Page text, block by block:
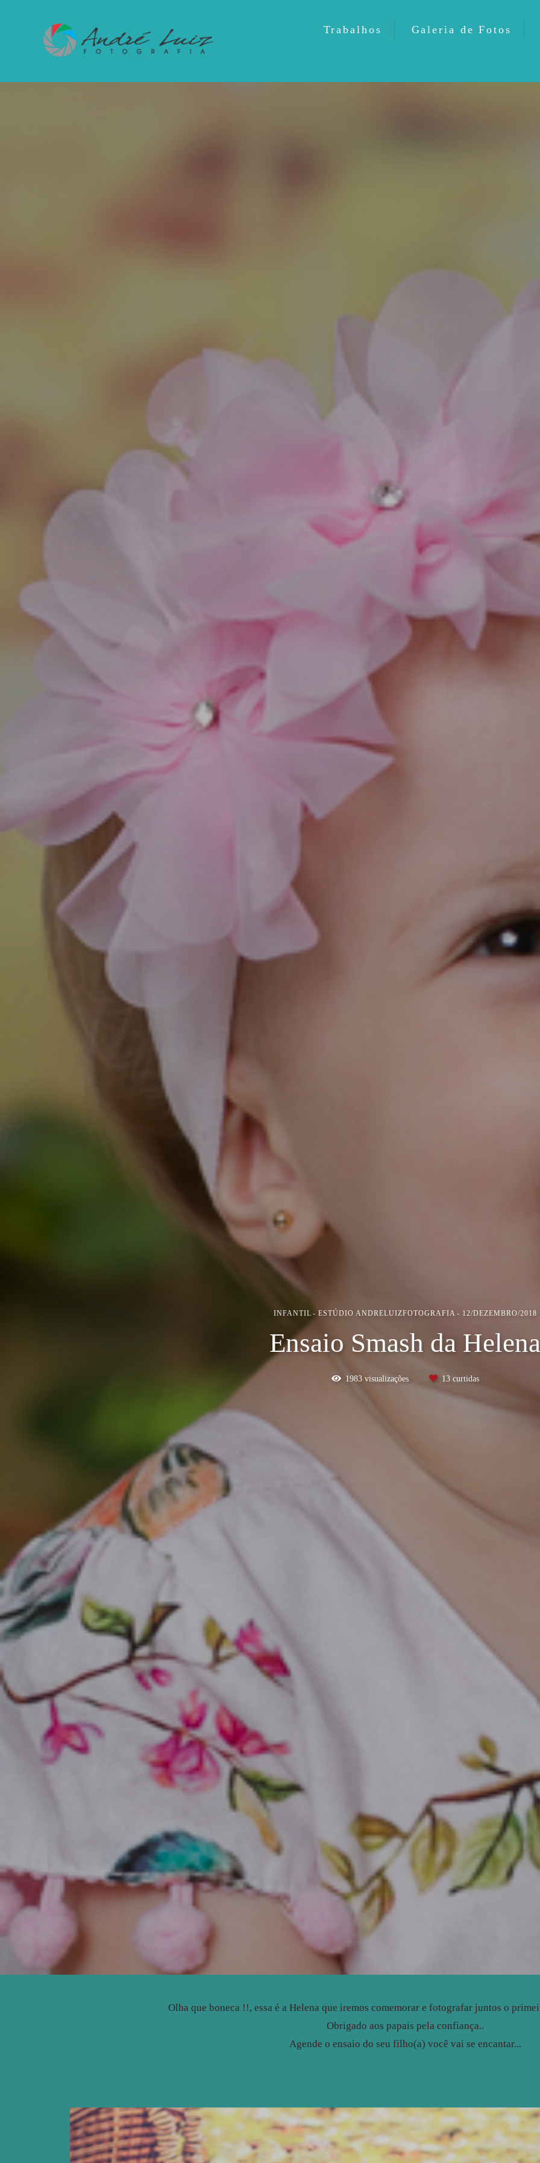
Trabalhos Galeria de Fotos
INFANTIL ESTÚDIO ANDRELUIZFOTOGRAFIA 12/DEZEMBRO/2018
Ensaio Smash da Helena
1983visualizações 13curtidas
Olha que boneca !!, essa é a Helena que iremos comemorar e fotografar juntos o
Obrigado aos papais pela confiança..
Agende o ensaio do seu filho(a) você vai se encantar...